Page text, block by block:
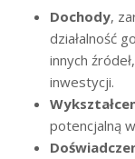
Dochody,
działalność
innych
inwestycji.
potencjalną